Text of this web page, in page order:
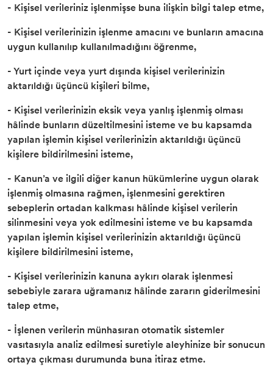
- Kişisel verileriniz işlenmişse buna ilişkin bilgi talep etme,
- Kişisel verilerinizin işlenme amacını ve bunların amacına
uygun kullanılıp kullanılmadığını öğrenme,
- Yurt içinde veya yurt dışında kişisel verilerinizin
aktarıldığı üçüncü kişileri bilme,
- Kişisel verilerinizin eksik veya yanlış işlenmiş olması
hâlinde bunların düzeltilmesini isteme ve bu kapsamda
yapılan işlemin kişisel verilerinizin aktarıldığı üçüncü
kişilere bildirilmesini isteme,
- Kanun’a ve ilgili diğer kanun hükümlerine uygun olarak
işlenmiş olmasına rağmen, işlenmesini gerektiren
sebeplerin ortadan kalkması hâlinde kişisel verilerin
silinmesini veya yok edilmesini isteme ve bu kapsamda
yapılan işlemin kişisel verilerinizin aktarıldığı üçüncü
kişilere bildirilmesini isteme,
- Kişisel verilerinizin kanuna aykırı olarak işlenmesi
sebebiyle zarara uğramanız hâlinde zararın giderilmesini
talep etme,
- İşlenen verilerin münhasıran otomatik sistemler
vasıtasıyla analiz edilmesi suretiyle aleyhinize bir sonucun
ortaya çıkması durumunda buna itiraz etme.